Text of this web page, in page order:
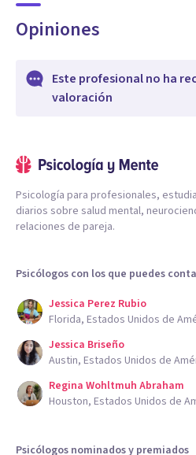
Opiniones
Este profesional no ha
valoración
Psicología para profesionales,
diarios sobre salud mental,
relaciones de pareja.
Psicólogos con los que puedes
Jessica Perez Rubio
Florida, Estados Unidos de
Jessica Briseño
Austin, Estados Unidos de
Regina Wohltmuh Abraham
Houston, Estados Unidos de
Psicólogos nominados y premiados